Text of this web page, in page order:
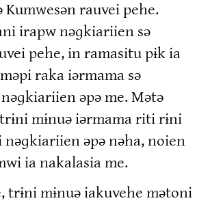
rauvei pehe.
irapw nəɡkiariien sə
pehe, in ramasitu pɨk ia
raka iərmama sə
əpə me. Mətə
mɨnuə iərmama riti rɨni
əpə nəha, noien
ia nakalasia me.
trɨni mɨnuə iakuvehe mətoni